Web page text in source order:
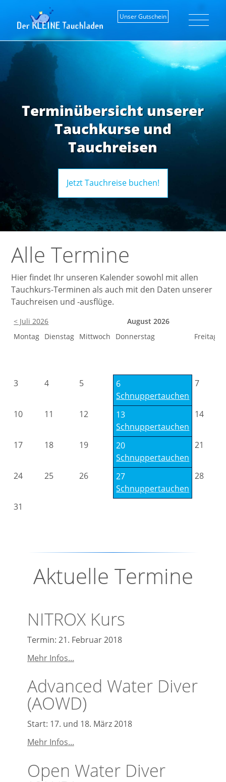
Unser Gutschein
Terminübersicht unserer
Tauchkurse und
Tauchreisen
Jetzt Tauchreise buchen!
Alle Termine
Hier findet Ihr unseren Kalender sowohl mit allen
Tauchkurs-Terminen als auch mit den Daten unserer
Tauchreisen und -ausflüge.
< Juli 2026 August 2026
Montag Dienstag Mittwoch Donnerstag Freitag
3 4 5
6
Schnuppertauchen
7
10 11 12
13
Schnuppertauchen
14
17 18 19
20
Schnuppertauchen
21
24 25 26
27
Schnuppertauchen
28
31
Aktuelle Termine
NITROX Kurs
Termin: 21. Februar 2018
Mehr Infos...NITROX
Advanced Water Diver
(AOWD)
Start: 17. und 18. März 2018
Mehr Infos...Advanced
Diver
(AOWD)
Open Water Diver